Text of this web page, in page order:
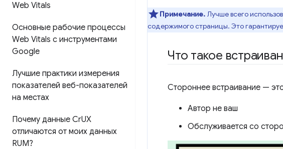
Web Vitals
Основные рабочие процессы
Web Vitals с инструментами
Google
Лучшие практики измерения
показателей веб-показателей
на местах
Почему данные CrUX
отличаются от моих данных
RUM?
Примечание. Лучше всего
содержимого страницы. Это
Что такое
Стороннее встраивание —
Автор не ваш
Обслуживается со